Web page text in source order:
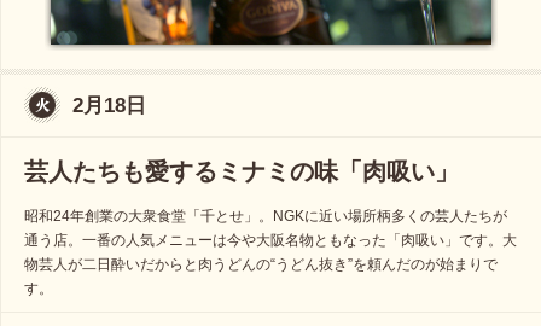
2月18日
芸人たちも愛するミナミの味「肉吸い」
昭和24年創業の大衆食堂「千とせ」。NGKに近い場所柄多くの芸人たちが
通う店。一番の人気メニューは今や大阪名物ともなった「肉吸い」です。大
物芸人が二日酔いだからと肉うどんの“うどん抜き”を頼んだのが始まりで
す。